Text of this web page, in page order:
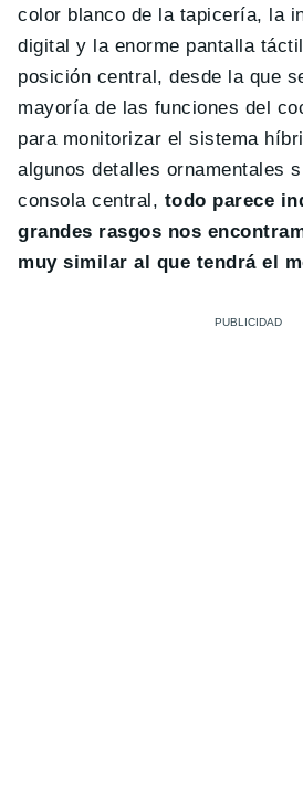
color blanco de la tapicería, la
digital y la enorme pantalla
posición central, desde la que
mayoría de las funciones del
para monitorizar el sistema
algunos detalles ornamentales
consola central, todo parece
grandes rasgos nos
muy similar al que tendrá el